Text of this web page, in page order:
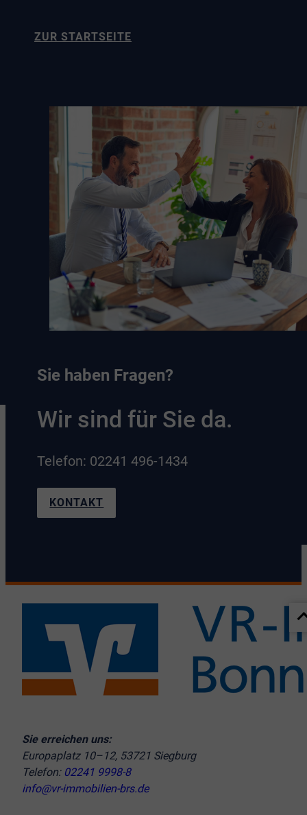
ZUR STARTSEITE
Sie haben Fragen?
Wir sind für Sie da.
Telefon: 02241 496-1434
KONTAKT
Sie erreichen uns:
Europaplatz 10–12, 53721 Siegburg
Telefon: 02241 9998-8
info@vr-immobilien-brs.de